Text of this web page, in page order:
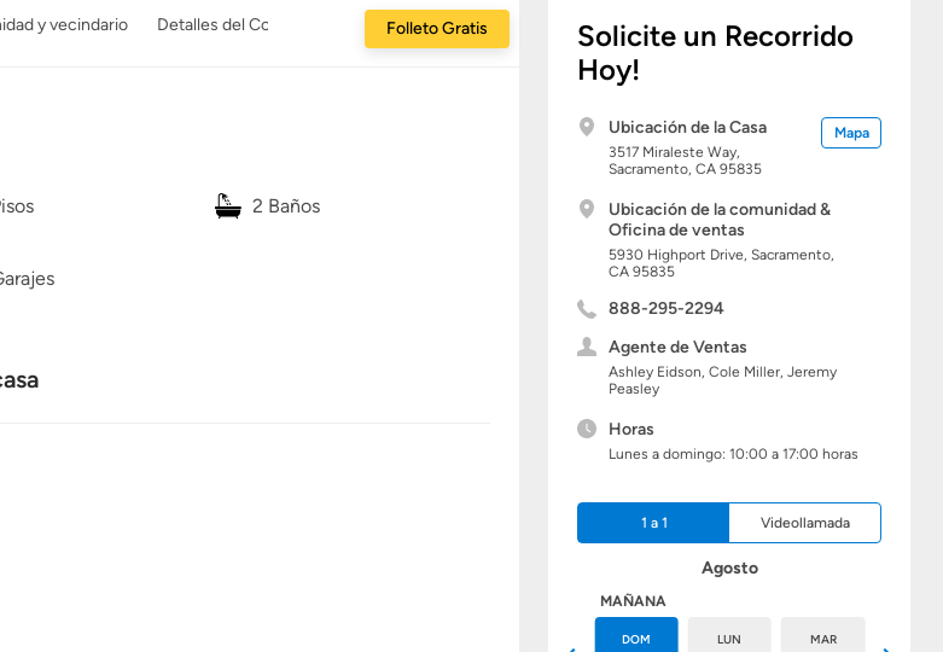
Solicite un Recorrido
Hoy!
Ubicación de la Casa
3517 Miraleste Way,
Sacramento, CA 95835
Mapa
Ubicación de la comunidad &
Oficina de ventas
5930 Highport Drive, Sacramento,
CA 95835
888-295-2294
Agente de Ventas
Ashley Eidson, Cole Miller, Jeremy
Peasley
Horas
Lunes a domingo: 10:00 a 17:00 horas
1 a 1 Videollamada
Agosto
MAÑANA
DOM LUN MAR
y vecindario Detalles del Constructor Folleto Gratis
2 Baños